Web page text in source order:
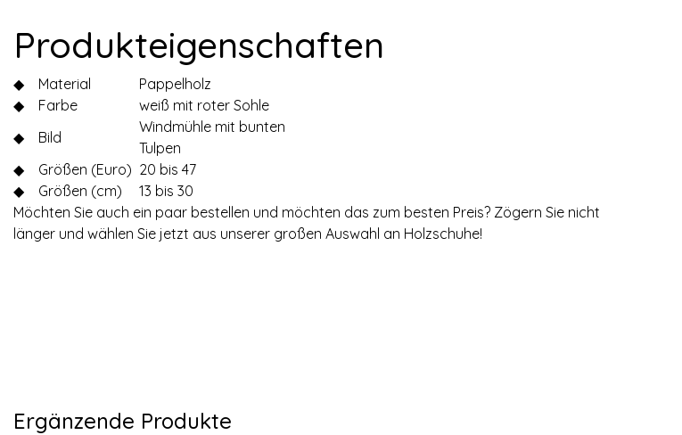
Produkteigenschaften
◆ Material
Pappelholz
◆
Farbe
weiß mit roter Sohle
◆
Bild
Windmühle mit bunten
Tulpen
◆
Größen (Euro) 20 bis 47
◆
Größen (cm)
13 bis 30
Möchten Sie auch ein paar bestellen und möchten das zum besten Preis? Zögern Sie nicht
länger und wählen Sie jetzt aus unserer großen Auswahl an Holzschuhe!
Ergänzende Produkte